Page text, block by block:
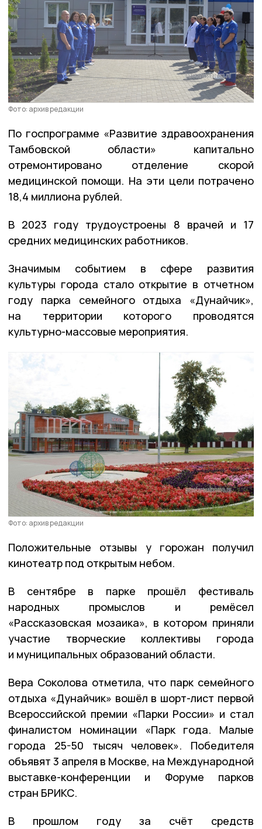
Фото: архив редакции
По госпрограмме «Развитие здравоохранения
Тамбовской области» капитально
отремонтировано отделение скорой
медицинской помощи. На эти цели потрачено
18,4 миллиона рублей.
В 2023 году трудоустроены 8 врачей и 17
средних медицинских работников.
Значимым событием в сфере развития
культуры города стало открытие в отчетном
году парка семейного отдыха «Дунайчик»,
на территории которого проводятся
культурно-массовые мероприятия.
Фото: архив редакции
Положительные отзывы у горожан получил
кинотеатр под открытым небом.
В сентябре в парке прошёл фестиваль
народных промыслов и ремёсел
«Рассказовская мозаика», в котором приняли
участие творческие коллективы города
и муниципальных образований области.
Вера Соколова отметила, что парк семейного
отдыха «Дунайчик» вошёл в шорт-лист первой
Всероссийской премии «Парки России» и стал
финалистом номинации «Парк года. Малые
города 25-50 тысяч человек». Победителя
объявят 3 апреля в Москве, на Международной
выставке-конференции и Форуме парков
стран БРИКС.
В прошлом году за счёт средств